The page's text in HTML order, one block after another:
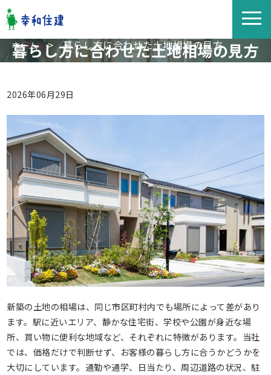
暮らし方に合わせた土地相場の見方
ホーム > 暮らし方に合わせた土地相場の見方
2026年06月29日
新築の土地の相場は、同じ市区町村内でも場所によって差があり
ます。駅に近いエリア、静かな住宅街、学校や公園が身近な場
所、買い物に便利な地域など、それぞれに特徴があります。当社
では、価格だけで判断せず、お客様の暮らし方に合うかどうかを
大切にしています。通勤や通学、日当たり、周辺道路の状況、駐